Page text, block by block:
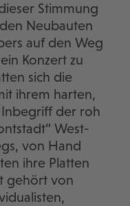
Stimmung
Neubauten
auf den Weg
Konzert zu
sich die
ihrem harten,
der roh
West-
von Hand
ihre Platten
gehört von